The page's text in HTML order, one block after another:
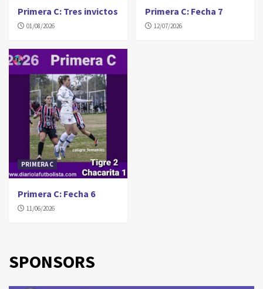
Primera C: Tres invictos
01/08/2026
Primera C: Fecha 7
12/07/2026
PRIMERA C
Primera C: Fecha 6
11/06/2026
SPONSORS